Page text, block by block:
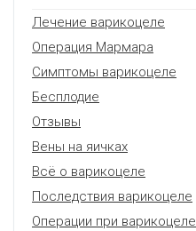
Лечение варикоцеле
Операция Мармара
Симптомы варикоцеле
Бесплодие
Отзывы
Вены на яичках
Всё о варикоцеле
Последствия варикоцеле
Операции при варикоцеле